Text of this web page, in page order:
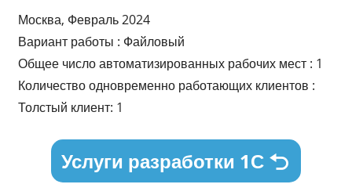
Москва, Февраль 2024
Вариант работы : Файловый
Общее число автоматизированных рабочих мест : 1
Количество одновременно работающих клиентов :
Толстый клиент: 1
Услуги разработки 1С